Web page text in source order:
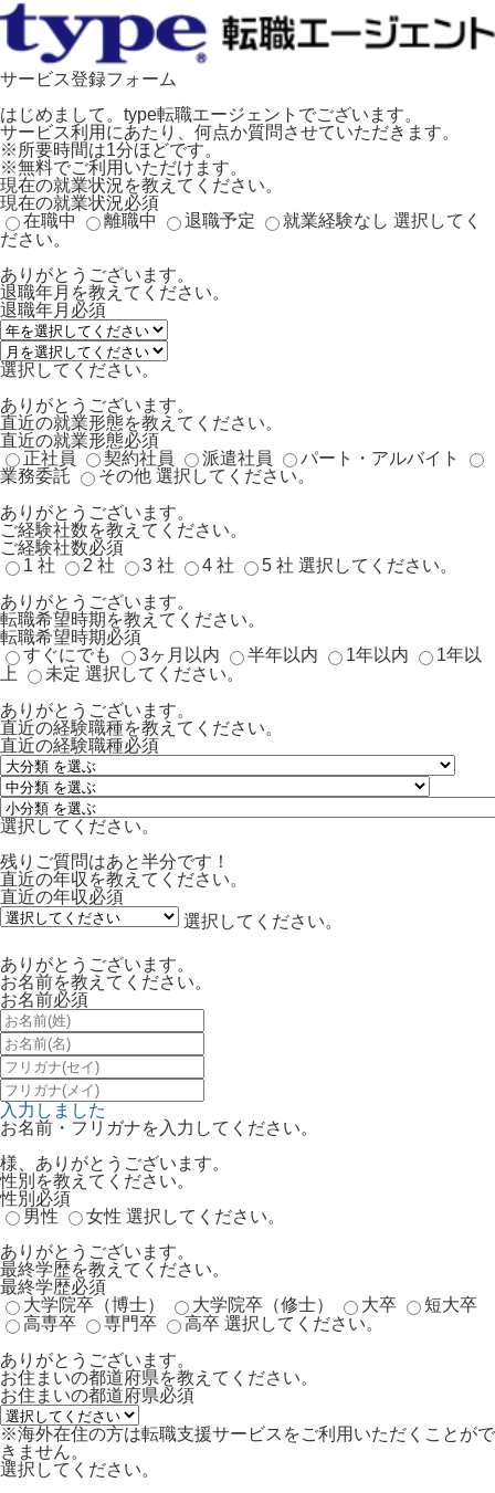
サービス登録フォーム
はじめまして。type転職エージェントでございます。
サービス利用にあたり、何点か質問させていただきます。
※所要時間は1分ほどです。
※無料でご利用いただけます。
現在の就業状況を教えてください。
現在の就業状況必須
在職中
離職中 退職予定 就業経験なし 選択してく
ださい。
ありがとうございます。
退職年月を教えてください。
退職年月 必須
選択してください。
ありがとうございます。
直近の就業形態を教えてください。
直近の就業形態必須
正社員
契約社員 派遣社員
パート・アルバイト
業務委託
その他 選択してください。
ありがとうございます。
ご経験社数を教えてください。
ご経験社数必須
1 社
2 社 3 社 4 社 5 社 選択してください。
ありがとうございます。
転職希望時期を教えてください。
転職希望時期必須
すぐにでも
3ヶ月以内 半年以内 1年以内
1年以
上
未定 選択してください。
ありがとうございます。
直近の経験職種を教えてください。
直近の経験職種必須
選択してください。
残りご質問はあと半分です！
直近の年収を教えてください。
直近の年収必須
選択してください。
ありがとうございます。
お名前を教えてください。
お名前必須
入力しました
お名前・フリガナを入力してください。
様、ありがとうございます。
性別を教えてください。
性別 必須
男性
女性 選択してください。
ありがとうございます。
最終学歴を教えてください。
最終学歴必須
大学院卒（博士）
大学院卒（修士） 大卒
短大卒
高専卒
専門卒 高卒 選択してください。
ありがとうございます。
お住まいの都道府県を教えてください。
お住まいの都道府県必須
※海外在住の方は転職支援サービスをご利用いただくことがで
きません。
選択してください。